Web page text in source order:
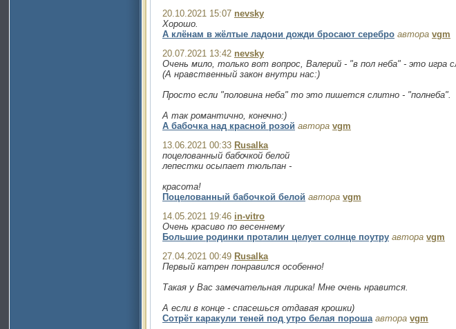
20.10.2021 15:07 nevsky
Хорошо.
А клёнам в жёлтые ладони дожди бросают серебро автора vgm
20.07.2021 13:42 nevsky
Очень мило, только вот вопрос, Валерий - "в пол неба" - это игра
(А нравственный закон внутри нас:)
Просто если "половина неба" то это пишется слитно - "полнеба".
А так романтично, конечно:)
А бабочка над красной розой автора vgm
13.06.2021 00:33 Rusalka
поцелованный бабочкой белой
лепестки осыпает тюльпан -
красота!
Поцелованный бабочкой белой автора vgm
14.05.2021 19:46 in-vitro
Очень красиво по весеннему
Большие родинки проталин целует солнце поутру автора vgm
27.04.2021 00:49 Rusalka
Первый катрен понравился особенно!
Такая у Вас замечательная лирика! Мне очень нравится.
А если в конце - спасешься отдавая крошки)
Сотрёт каракули теней под утро белая пороша автора vgm